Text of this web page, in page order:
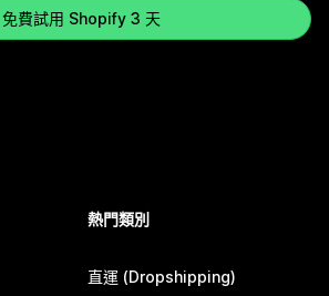
免費試用 Shopify 3 天
熱門類別
直運 (Dropshipping)